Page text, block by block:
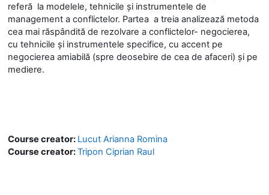
referă la modelele, tehnicile și instrumentele de
management a conflictelor. Partea a treia analizează metoda
cea mai răspândită de rezolvare a conflictelor- negocierea,
cu tehnicile și instrumentele specifice, cu accent pe
negocierea amiabilă (spre deosebire de cea de afaceri) și pe
mediere.
Course creator: Lucut Arianna Romina
Course creator:Tripon Ciprian Raul